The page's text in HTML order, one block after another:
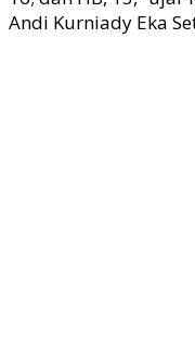
Andi Kurniady Eka